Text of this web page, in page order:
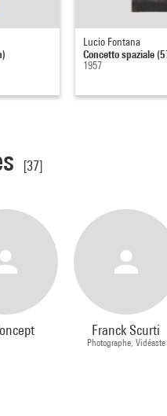
Lucio Fontana
Concetto spaziale
1957
[37]
Franck Scurti
Photographe, Vidéaste